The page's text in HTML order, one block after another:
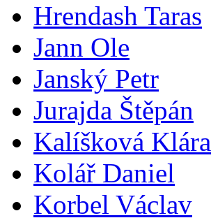
Hrendash Taras
Jann Ole
Janský Petr
Jurajda Štěpán
Kalíšková Klára
Kolář Daniel
Korbel Václav